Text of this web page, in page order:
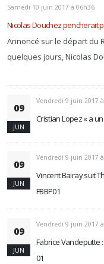
Samedi 10 juin 2017 à 06h36
Nicolas Douchez pencherait
Annoncé sur le départ du
quelques jours, Nicolas
09
JUN
Vendredi 9 juin 2017
Cristian Lopez « a
09
JUN
Vendredi 9 juin 2017
Vincent Bairay suit
FBBP01
09
JUN
Vendredi 9 juin 2017
Fabrice Vandeputte :
01